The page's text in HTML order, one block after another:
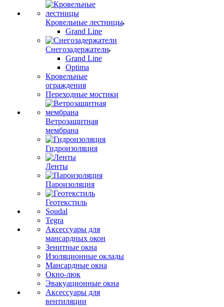
Кровельные лестницы
Grand Line
Снегозадержатели
Grand Line
Optima
Кровельные
ограждения
Переходные мостики
Ветрозащитная
мембрана
Гидроизоляция
Ленты
Пароизоляция
Геотекстиль
Soudal
Tegra
Аксессуары для
мансардных окон
Зенитные окна
Изоляционные оклады
Мансардные окна
Окно-люк
Эвакуационные окна
Аксессуары для
вентиляции